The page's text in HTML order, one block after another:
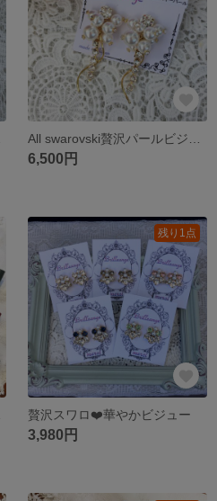
6,500円
残り1点
贅沢スワロ❤️華やかビジュー
3,980円